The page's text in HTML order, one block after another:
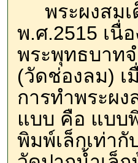
พระผงสมเ
พ.ศ.2515 เนื่
พระพุทธบาท
(วัดช่องลม) เ
การทำพระผ
แบบ คือ แบบ
พิมพ์เล็กเท่า